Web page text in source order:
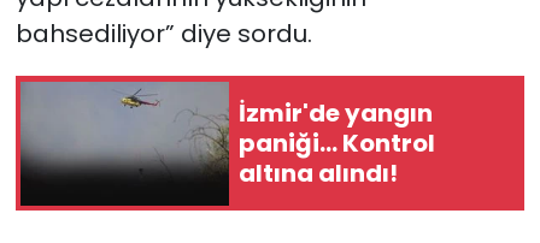
bahsediliyor” diye sordu.
İzmir'de yangın
paniği... Kontrol
altına alındı!